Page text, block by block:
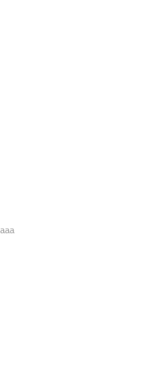
aaa